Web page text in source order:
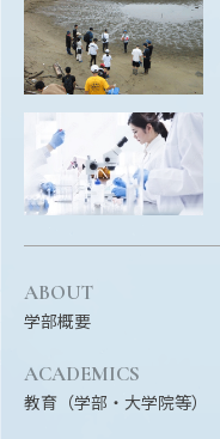
ABOUT
学部概要
ACADEMICS
教育（学部・大学院等）